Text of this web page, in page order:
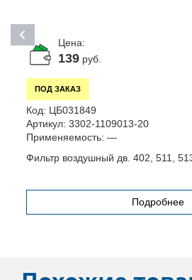
Цена:
139руб.
ПОД ЗАКАЗ
Код: ЦБ031849
Артикул: 3302-1109013-20
Применяемость: —
Фильтр воздушный дв. 402, 511,
Подробнее